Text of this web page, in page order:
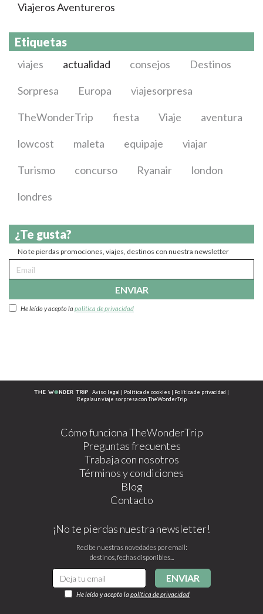
Viajeros Aventureros
Etiquetas
viajes actualidad consejos Destinos
Sorpresa Europa viajesorpresa
TheWonderTrip fiesta Viaje aventura
lowcost maleta equipaje viajar
Turismo concurso Ryanair london
londres
¿Te gusta?
No te pierdas promociones, viajes, destinos con nuestra newsletter
ENVIAR
He leído y acepto la política de privacidad
Aviso legal Política de cookies Política de privacidad
Regala un viaje sorpresa con TheWonderTrip
Cómo funciona TheWonderTrip
Preguntas frecuentes
Trabaja con nosotros
Términos y condiciones
Blog
Contacto
¡No te pierdas nuestra newsletter!
Recibe nuestras novedades por email:
destinos, fechas disponibles...
ENVIAR
He leído y acepto la política de privacidad